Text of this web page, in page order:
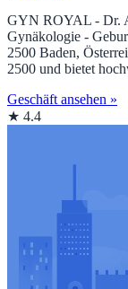
GYN ROYAL - Dr.
Gynäkologie -
2500 Baden,
2500 und bietet
Geschäft ansehen »
★ 4.4